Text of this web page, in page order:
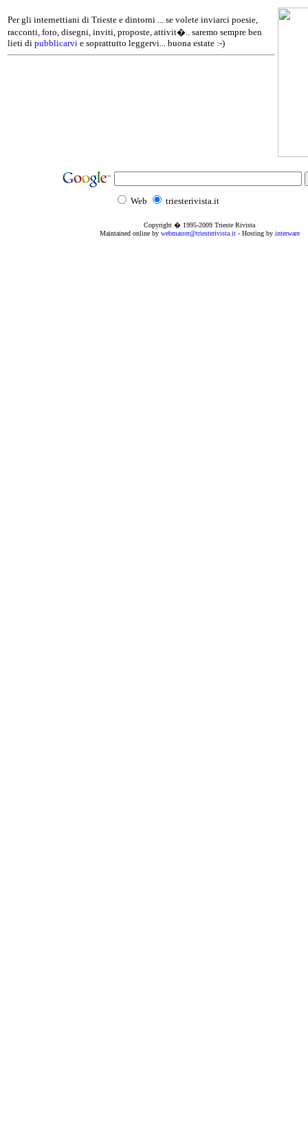
Per gli internettiani di Trieste e dintorni ... se volete inviarci poesie,
racconti, foto, disegni, inviti, proposte, attivit�.. saremo sempre ben
lieti di pubblicarvi e soprattutto leggervi... buona estate :-)
Web triesterivista.it
Copyright � 1995-2009 Trieste Rivista
Maintained online by webmaster@triesterivista.it- Hosting by interware